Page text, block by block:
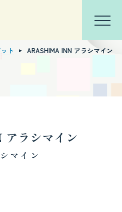
ト ARASHIMA INN アラシマイン
ラシマイン
マイン